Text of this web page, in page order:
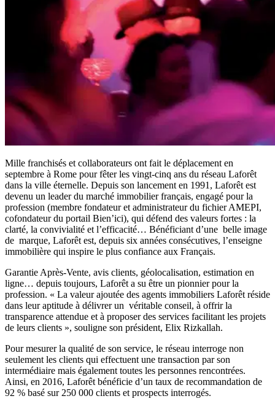
Mille franchisés et collaborateurs ont fait le déplacement en
septembre à Rome pour fêter les vingt-cinq ans du réseau Laforêt
dans la ville éternelle. Depuis son lancement en 1991, Laforêt est
devenu un leader du marché immobilier français, engagé pour la
profession (membre fondateur et administrateur du fichier AMEPI,
cofondateur du portail Bien’ici), qui défend des valeurs fortes : la
clarté, la convivialité et l’efficacité… Bénéficiant d’une belle image
de marque, Laforêt est, depuis six années consécutives, l’enseigne
immobilière qui inspire le plus confiance aux Français.
Garantie Après-Vente, avis clients, géolocalisation, estimation en
ligne… depuis toujours, Laforêt a su être un pionnier pour la
profession. « La valeur ajoutée des agents immobiliers Laforêt réside
dans leur aptitude à délivrer un véritable conseil, à offrir la
transparence attendue et à proposer des services facilitant les projets
de leurs clients », souligne son président, Elix Rizkallah.
Pour mesurer la qualité de son service, le réseau interroge non
seulement les clients qui effectuent une transaction par son
intermédiaire mais également toutes les personnes rencontrées.
Ainsi, en 2016, Laforêt bénéficie d’un taux de recommandation de
92 % basé sur 250 000 clients et prospects interrogés.